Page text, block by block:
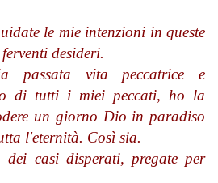
le mie intenzioni in queste
desideri.
passata vita peccatrice e
di tutti i miei peccati, ho la
un giorno Dio in paradiso
l'eternità. Così sia.
casi disperati, pregate per